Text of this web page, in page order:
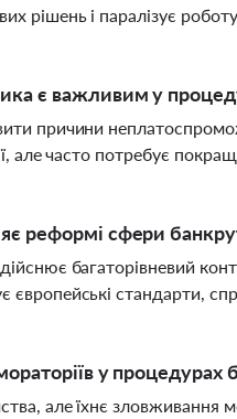
рішень і паралізує
є важливим у
причини
але часто потребує
реформі сфери
багаторівневий
європейські стандарти,
у процедурах
але їхнє